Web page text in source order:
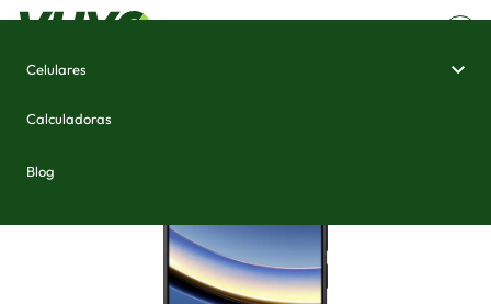
Celulares
Calculadoras
Blog